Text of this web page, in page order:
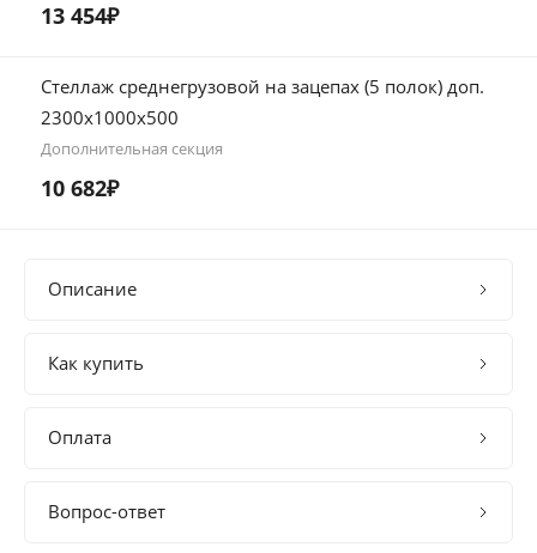
13 454₽
Стеллаж среднегрузовой на зацепах (5 полок) доп.
2300х1000х500
Дополнительная секция
10 682₽
Описание
Как купить
Оплата
Вопрос-ответ